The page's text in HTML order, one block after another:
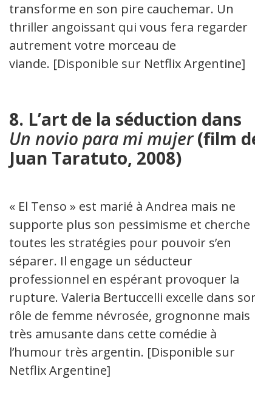
transforme en son pire cauchemar. Un
thriller angoissant qui vous fera regarder
autrement votre morceau de
viande. [Disponible sur Netflix Argentine]
8. L’art de la séduction dans
Un novio para mi mujer(film de
Juan Taratuto, 2008)
« El Tenso » est marié à Andrea mais ne
supporte plus son pessimisme et cherche
toutes les stratégies pour pouvoir s’en
séparer. Il engage un séducteur
professionnel en espérant provoquer la
rupture. Valeria Bertuccelli excelle dans son
rôle de femme névrosée, grognonne mais
très amusante dans cette comédie à
l’humour très argentin. [Disponible sur
Netflix Argentine]